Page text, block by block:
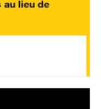
au lieu de